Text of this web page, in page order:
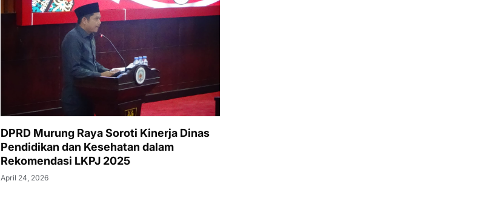
DPRD Murung Raya Soroti Kinerja Dinas
Pendidikan dan Kesehatan dalam
Rekomendasi LKPJ 2025
April 24, 2026